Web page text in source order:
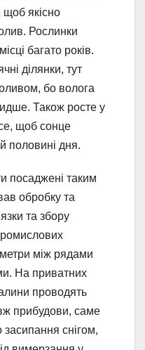
якісно
Рослинки
багато років.
ділянки, тут
бо волога
Також росте у
щоб сонце
половині дня.
посаджені таким
обробку та
та збору
між рядами
На приватних
проводять
прибудови, саме
засипання снігом,